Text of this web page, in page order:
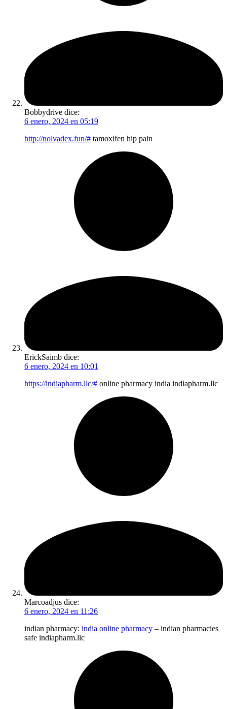
Bobbydrive dice:
6 enero, 2024 en 05:19
http://nolvadex.fun/# tamoxifen hip pain
ErickSaimb dice:
6 enero, 2024 en 10:01
https://indiapharm.llc/# online pharmacy india indiapharm.llc
Marcoadjus dice:
6 enero, 2024 en 11:26
indian pharmacy: india online pharmacy – indian pharmacies
safe indiapharm.llc